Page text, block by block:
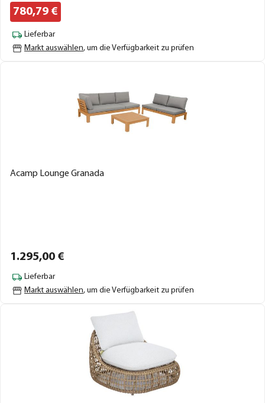
780,79 €
Lieferbar
Markt auswählen, um die Verfügbarkeit zu prüfen
Acamp Lounge Granada
1.295,00 €
Lieferbar
Markt auswählen, um die Verfügbarkeit zu prüfen